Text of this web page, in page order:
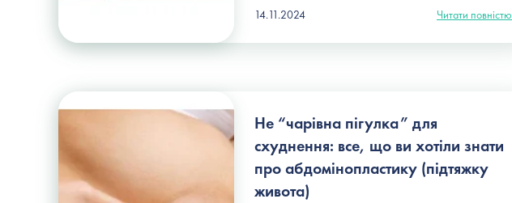
14.11.2024 Читати повністю
Не “чарівна пігулка” для
схуднення: все, що ви хотіли знати
про абдомінопластику (підтяжку
живота)